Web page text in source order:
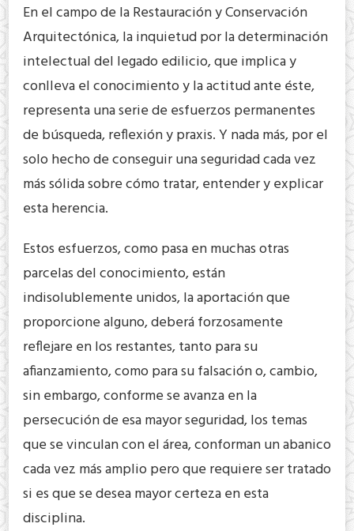
En el campo de la Restauración y Conservación
Arquitectónica, la inquietud por la determinación
intelectual del legado edilicio, que implica y
conlleva el conocimiento y la actitud ante éste,
representa una serie de esfuerzos permanentes
de búsqueda, reflexión y praxis. Y nada más, por el
solo hecho de conseguir una seguridad cada vez
más sólida sobre cómo tratar, entender y explicar
esta herencia.
Estos esfuerzos, como pasa en muchas otras
parcelas del conocimiento, están
indisolublemente unidos, la aportación que
proporcione alguno, deberá forzosamente
reflejare en los restantes, tanto para su
afianzamiento, como para su falsación o, cambio,
sin embargo, conforme se avanza en la
persecución de esa mayor seguridad, los temas
que se vinculan con el área, conforman un abanico
cada vez más amplio pero que requiere ser tratado
si es que se desea mayor certeza en esta
disciplina.